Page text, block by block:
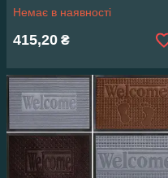
Немає в наявності
415,20 ₴